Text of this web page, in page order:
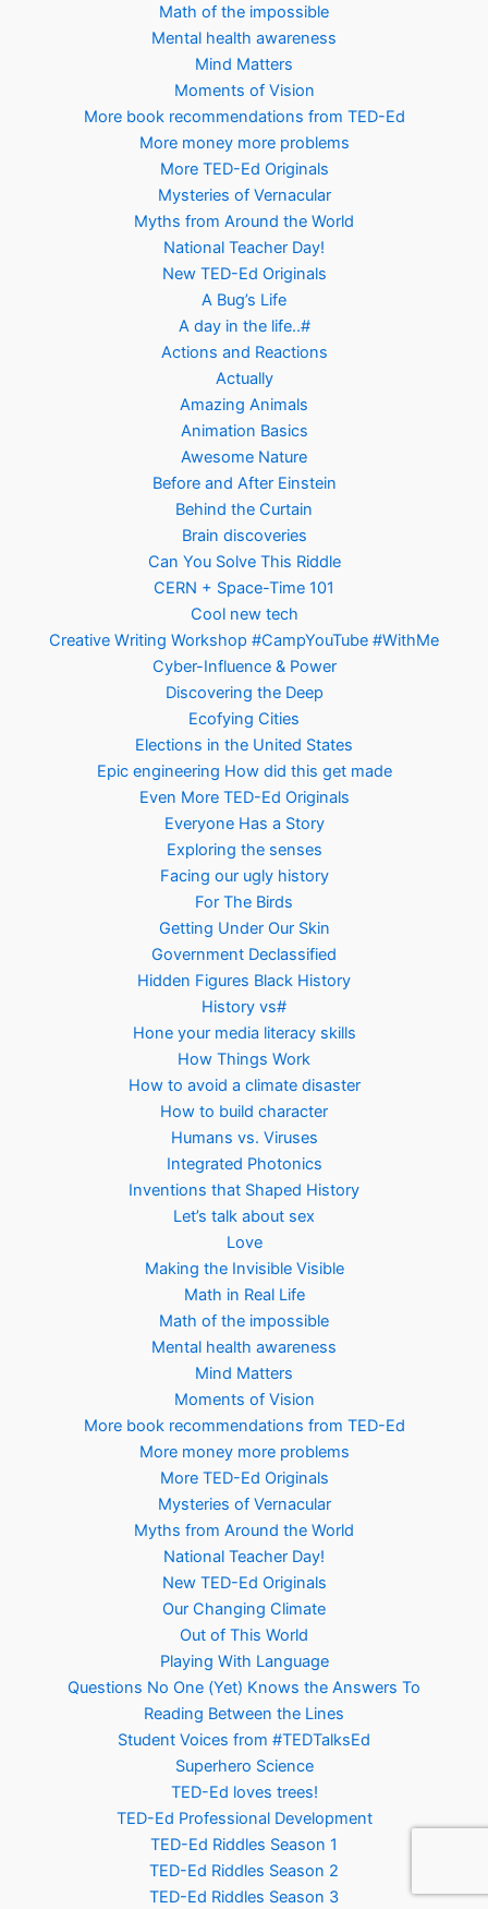
Math of the impossible
Mental health awareness
Mind Matters
Moments of Vision
More book recommendations from TED-Ed
More money more problems
More TED-Ed Originals
Mysteries of Vernacular
Myths from Around the World
National Teacher Day!
New TED-Ed Originals
A Bug’s Life
A day in the life..#
Actions and Reactions
Actually
Amazing Animals
Animation Basics
Awesome Nature
Before and After Einstein
Behind the Curtain
Brain discoveries
Can You Solve This Riddle
CERN + Space-Time 101
Cool new tech
Creative Writing Workshop #CampYouTube #WithMe
Cyber-Influence & Power
Discovering the Deep
Ecofying Cities
Elections in the United States
Epic engineering How did this get made
Even More TED-Ed Originals
Everyone Has a Story
Exploring the senses
Facing our ugly history
For The Birds
Getting Under Our Skin
Government Declassified
Hidden Figures Black History
History vs#
Hone your media literacy skills
How Things Work
How to avoid a climate disaster
How to build character
Humans vs. Viruses
Integrated Photonics
Inventions that Shaped History
Let’s talk about sex
Love
Making the Invisible Visible
Math in Real Life
Math of the impossible
Mental health awareness
Mind Matters
Moments of Vision
More book recommendations from TED-Ed
More money more problems
More TED-Ed Originals
Mysteries of Vernacular
Myths from Around the World
National Teacher Day!
New TED-Ed Originals
Our Changing Climate
Out of This World
Playing With Language
Questions No One (Yet) Knows the Answers To
Reading Between the Lines
Student Voices from #TEDTalksEd
Superhero Science
TED-Ed loves trees!
TED-Ed Professional Development
TED-Ed Riddles Season 1
TED-Ed Riddles Season 2
TED-Ed Riddles Season 3